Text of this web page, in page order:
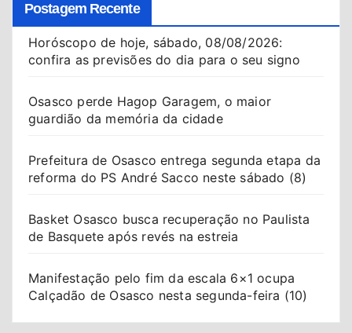
Postagem Recente
Horóscopo de hoje, sábado, 08/08/2026:
confira as previsões do dia para o seu signo
Osasco perde Hagop Garagem, o maior
guardião da memória da cidade
Prefeitura de Osasco entrega segunda etapa da
reforma do PS André Sacco neste sábado (8)
Basket Osasco busca recuperação no Paulista
de Basquete após revés na estreia
Manifestação pelo fim da escala 6×1 ocupa
Calçadão de Osasco nesta segunda-feira (10)